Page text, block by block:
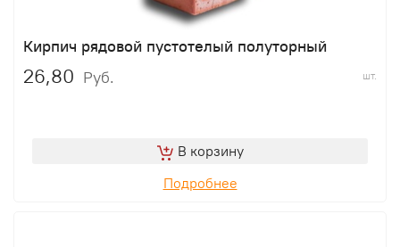
Кирпич рядовой пустотелый полуторный
26,80 Руб. шт.
В корзину
Подробнее